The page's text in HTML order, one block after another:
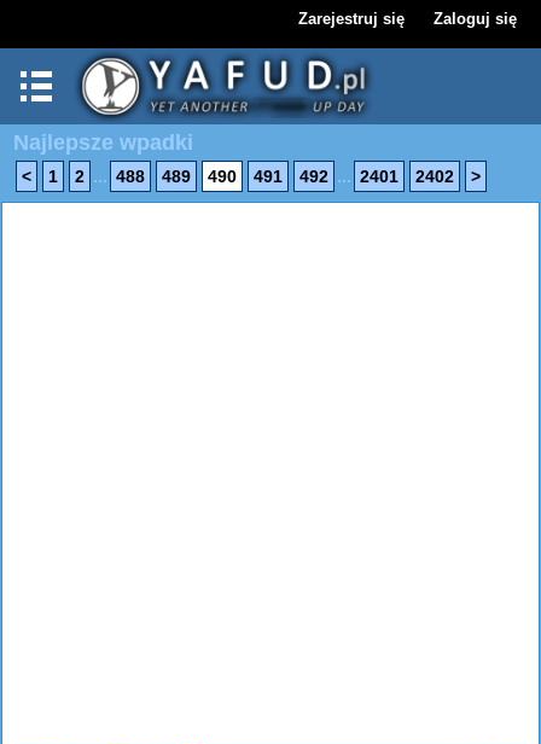
Zarejestruj się Zaloguj się
Najlepsze wpadki
< 1 2 ... 488 489 490 491 492 ... 2401 2402 >